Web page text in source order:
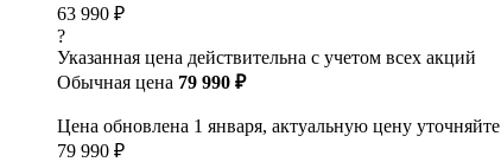
63 990 ₽
?
Указанная цена действительна с учетом всех акций
Обычная цена 79 990 ₽
Цена обновлена 1 января, актуальную цену уточняйте
79 990 ₽